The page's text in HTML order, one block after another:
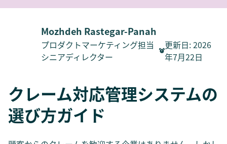
Mozhdeh Rastegar-Panah
プロダクトマーケティング担当
シニアディレクター
更新日:2026
年7月22日
クレーム対応管理システムの
選び方ガイド